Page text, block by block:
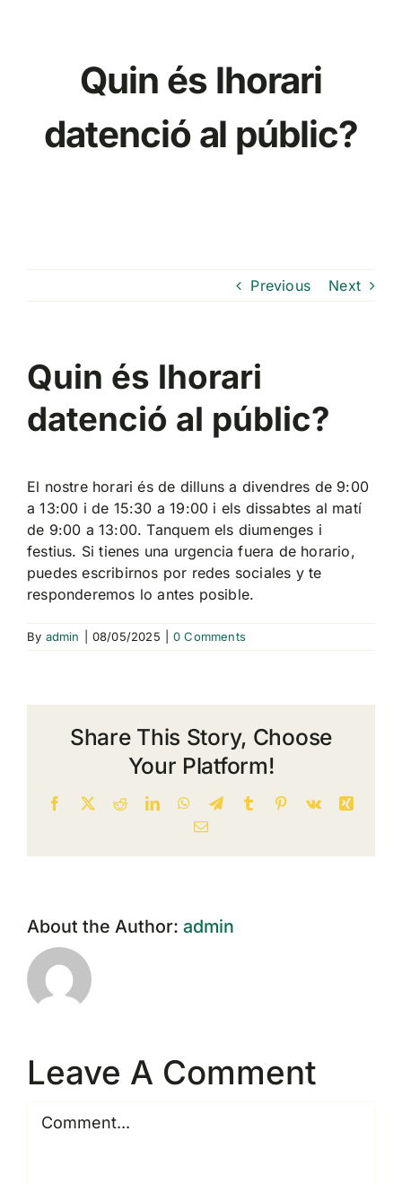
Quin és lhorari
datenció al públic?
Previous Next
Quin és lhorari
datenció al públic?
El nostre horari és de dilluns a divendres de 9:00
a 13:00 i de 15:30 a 19:00 i els dissabtes al matí
de 9:00 a 13:00. Tanquem els diumenges i
festius. Si tienes una urgencia fuera de horario,
puedes escribirnos por redes sociales y te
responderemos lo antes posible.
By admin 08/05/2025 0 Comments
Share This Story, Choose
Your Platform!
Facebook
X RedditLinkedInWhatsApp
TelegramTumblr Pinterest
Vk
Xing
Email
About the Author: admin
Leave A Comment